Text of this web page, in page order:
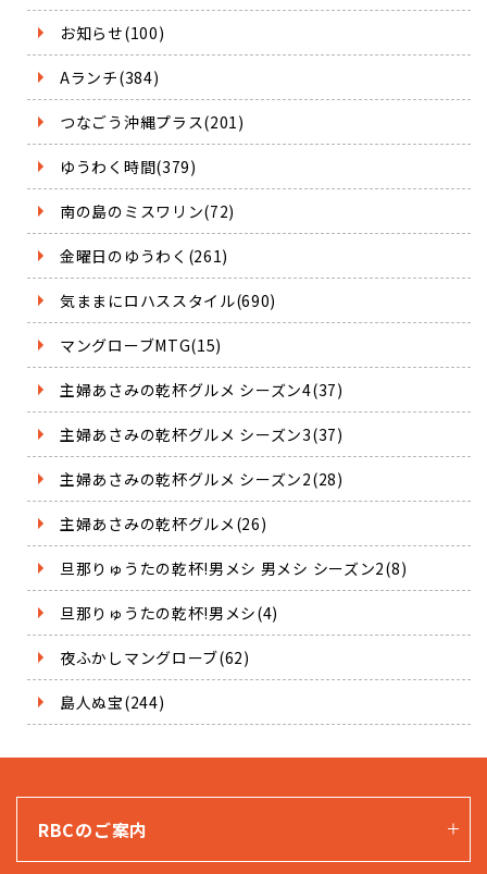
お知らせ(100)
Aランチ(384)
つなごう沖縄プラス(201)
ゆうわく時間(379)
南の島のミスワリン(72)
金曜日のゆうわく(261)
気ままにロハススタイル(690)
マングローブMTG(15)
主婦あさみの乾杯グルメ シーズン4(37)
主婦あさみの乾杯グルメ シーズン3(37)
主婦あさみの乾杯グルメ シーズン2(28)
主婦あさみの乾杯グルメ(26)
旦那りゅうたの乾杯!男メシ 男メシ シーズン2(8)
旦那りゅうたの乾杯!男メシ(4)
夜ふかしマングローブ(62)
島人ぬ宝(244)
RBCのご案内